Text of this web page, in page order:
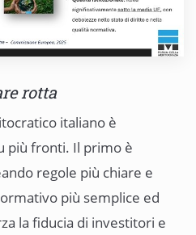
rotta
italiano è
più fronti. Il primo è
regole più chiare e
più semplice ed
la fiducia di investitori e